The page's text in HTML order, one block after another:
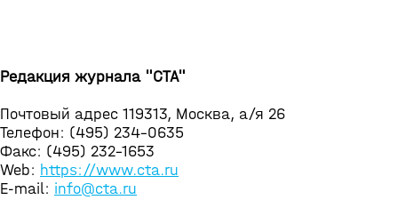
Редакция журнала "СТА"
Почтовый адрес 119313, Москва, а/я 26
Телефон: (495) 234-0635
Факс: (495) 232-1653
Web: https://www.cta.ru
E-mail: info@cta.ru